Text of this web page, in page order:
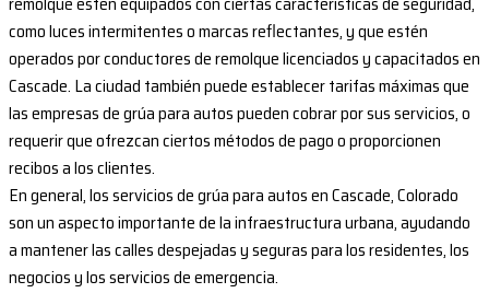
como luces intermitentes o marcas reflectantes, y que estén
operados por conductores de remolque licenciados y capacitados en
Cascade. La ciudad también puede establecer tarifas máximas que
las empresas de grúa para autos pueden cobrar por sus servicios, o
requerir que ofrezcan ciertos métodos de pago o proporcionen
recibos a los clientes.
En general, los servicios de grúa para autos en Cascade, Colorado
son un aspecto importante de la infraestructura urbana, ayudando
a mantener las calles despejadas y seguras para los residentes, los
negocios y los servicios de emergencia.